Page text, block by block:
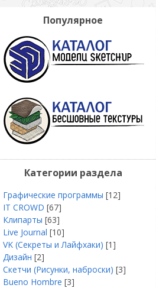
Популярное
Категории раздела
Графические программы [12]
IT CROWD [67]
Клипарты [63]
Live Journal [10]
VK (Секреты и Лайфхаки) [1]
Дизайн [2]
Скетчи (Рисунки, наброски) [3]
Bueno Hombre [3]